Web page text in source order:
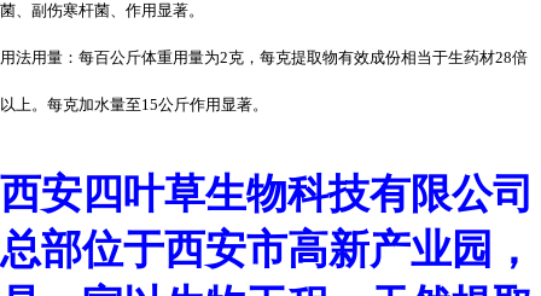
菌、副伤寒杆菌、作用显著。
用法用量：每百公斤体重用量为2克，每克提取物有效成份相当于生药材28倍
以上。每克加水量至15公斤作用显著。
西安四叶草生物科技有限公司
总部位于西安市高新产业园，